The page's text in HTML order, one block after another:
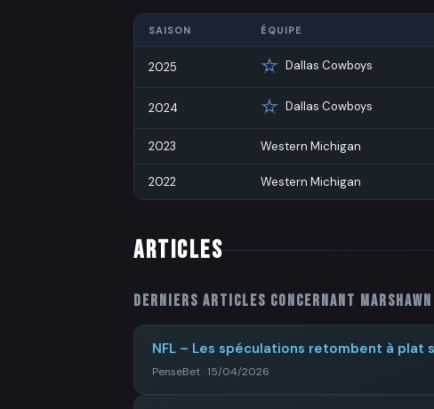
SAISON ÉQUIPE
2025 Dallas Cowboys
2024 Dallas Cowboys
2023 Western Michigan
2022 Western Michigan
ARTICLES
Derniers articles concernant
NFL – Les spéculations retombent à
PenseBet · 15/04/2026